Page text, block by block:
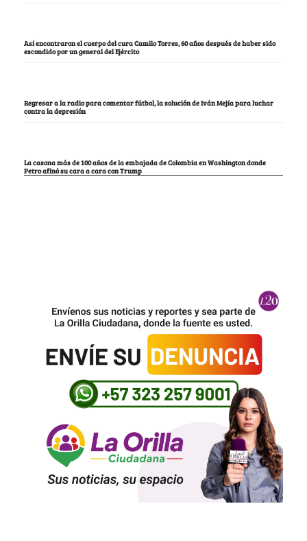
Así encontraron el cuerpo del cura Camilo Torres, 60 años después de haber sido
escondido por un general del Ejército
Regresar a la radio para comentar fútbol, la solución de Iván Mejía para luchar
contra la depresión
La casona más de 100 años de la embajada de Colombia en Washington donde
Petro afinó su cara a cara con Trump